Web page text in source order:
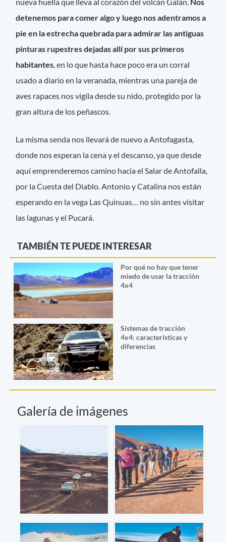
detenemos para comer algo y luego nos adentramos a
pie en la estrecha quebrada para admirar las antiguas
pinturas rupestres dejadas allí por sus primeros
habitantes, en lo que hasta hace poco era un corral
usado a diario en la veranada, mientras una pareja de
aves rapaces nos vigila desde su nido, protegido por la
gran altura de los peñascos.
La misma senda nos llevará de nuevo a Antofagasta,
donde nos esperan la cena y el descanso, ya que desde
aquí emprenderemos camino hacia el Salar de Antofalla,
por la Cuesta del Diablo. Antonio y Catalina nos están
esperando en la vega Las Quinuas… no sin antes visitar
las lagunas y el Pucará.
TAMBIÉN TE PUEDE INTERESAR
Por qué no hay que tener
miedo de usar la tracción
4x4
Sistemas de tracción
4x4: características y
diferencias
Galería de imágenes